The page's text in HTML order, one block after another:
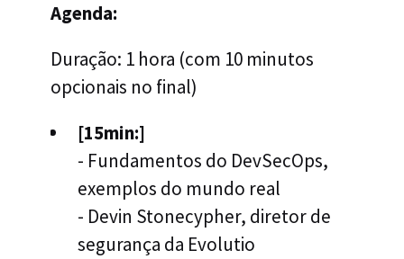
Agenda:
Duração: 1 hora (com 10 minutos
opcionais no final)
[15min:]
- Fundamentos do DevSecOps,
exemplos do mundo real
- Devin Stonecypher, diretor de
segurança da Evolutio